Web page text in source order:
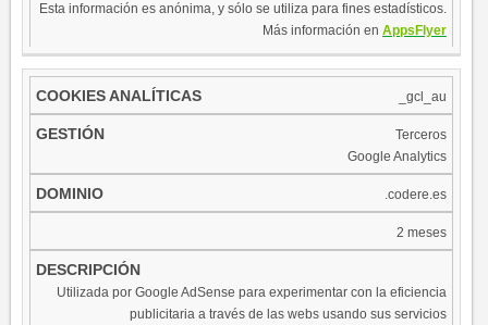
Esta información es anónima, y sólo se utiliza para fines estadísticos.
Más información en AppsFlyer
_gcl_au
Terceros
Google Analytics
.codere.es
2 meses
Utilizada por Google AdSense para experimentar con la eficiencia
publicitaria a través de las webs usando sus servicios